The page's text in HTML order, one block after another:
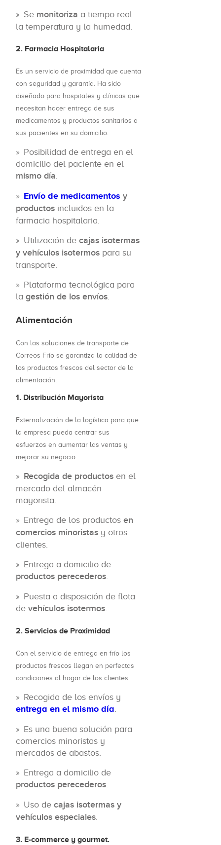
Se monitoriza a tiempo real
la temperatura y la humedad.
2. Farmacia Hospitalaria
Es un servicio de proximidad que cuenta
con seguridad y garantía. Ha sido
diseñado para hospitales y clínicas que
necesitan hacer entrega de sus
medicamentos y productos sanitarios a
sus pacientes en su domicilio.
Posibilidad de entrega en el
domicilio del paciente en el
mismo día.
Envío de medicamentos y
productos incluidos en la
farmacia hospitalaria.
Utilización de cajas isotermas
y vehículos isotermos para su
transporte.
Plataforma tecnológica para
la gestión de los envíos.
Alimentación
Con las soluciones de transporte de
Correos Frío se garantiza la calidad de
los productos frescos del sector de la
alimentación.
1. Distribución Mayorista
Externalización de la logística para que
la empresa pueda centrar sus
esfuerzos en aumentar las ventas y
mejorar su negocio.
Recogida de productos en el
mercado del almacén
mayorista.
Entrega de los productos en
comercios minoristas y otros
clientes.
Entrega a domicilio de
productos perecederos.
Puesta a disposición de flota
de vehículos isotermos.
2. Servicios de Proximidad
Con el servicio de entrega en frío los
productos frescos llegan en perfectas
condiciones al hogar de los clientes.
Recogida de los envíos y
entrega en el mismo día.
Es una buena solución para
comercios minoristas y
mercados de abastos.
Entrega a domicilio de
productos perecederos.
Uso de cajas isotermas y
vehículos especiales.
3. E-commerce y gourmet.